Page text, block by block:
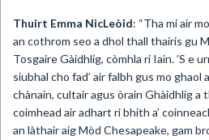
Thuirt Emma NicLeòid: “Tha mi air
an cothrom seo a dhol thall thairis gu
Tosgaire Gàidhlig, còmhla ri Iain. ’S e
siubhal cho fad’ air falbh gus mo ghaol
chànain, cultair agus òrain Ghàidhlig a
coimhead air adhart ri bhith a’
an làthair aig Mòd Chesapeake, gam